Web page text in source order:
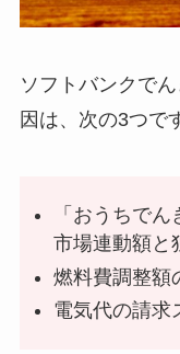
ソフトバンクで
因は、次の3つで
「おうちで
市場連動額と
燃料費調整額
電気代の請求